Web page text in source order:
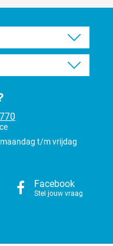
t/m vrijdag
Facebook
Stel jouw vraag